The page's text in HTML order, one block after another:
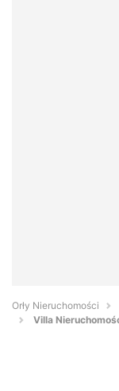
Orły Nieruchomości
Villa